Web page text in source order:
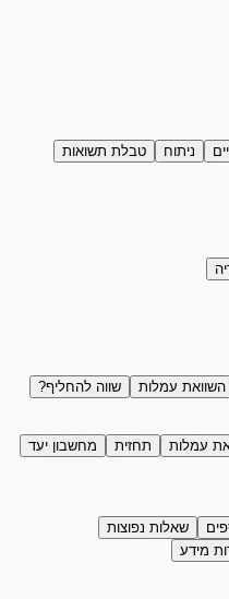
ניתוח טבלת תשואות
השוואת עמלות שווה להחליף?
עמלות תחזית
מחשבון יעד
שאלות נפוצות
מידע